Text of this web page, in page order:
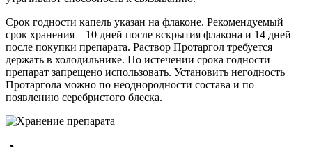
Срок годности капель указан на флаконе. Рекомендуемый
срок хранения – 10 дней после вскрытия флакона и 14 дней —
после покупки препарата. Раствор Протаргол требуется
держать в холодильнике. По истечении срока годности
препарат запрещено использовать. Установить негодность
Протаргола можно по неоднородности состава и по
появлению серебристого блеска.